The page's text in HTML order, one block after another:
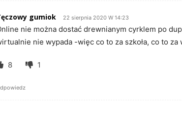
gumiok 22 sierpnia 2020 W 14:23
nie można dostać drewnianym cyrklem po
nie wypada -więc co to za szkoła, co to za
8 1